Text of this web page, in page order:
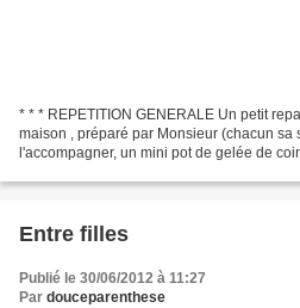
* * * REPETITION GENERALE Un petit
maison , préparé par Monsieur (chacun sa
l'accompagner, un mini pot de gelée de
Entre filles
Publié le 30/06/2012 à 11:27
Par douceparenthese